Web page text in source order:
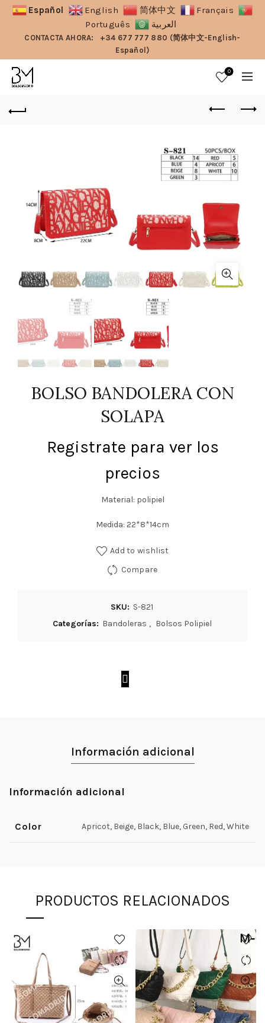
Español English 简体中文
Français
Português
العربية
CONTACTA AHORA:
+34 677 777 880 (简体中文-English-
Español)
0
BOLSO BANDOLERA CON
SOLAPA
Registrate para ver los
precios
Material: polipiel
Medida: 22*8*14cm
Add to wishlist
Compare
SKU: S-821
Categorías: Bandoleras , Bolsos Polipiel
Información adicional
Información adicional
Color Apricot, Beige, Black, Blue, Green, Red, White
PRODUCTOS RELACIONADOS